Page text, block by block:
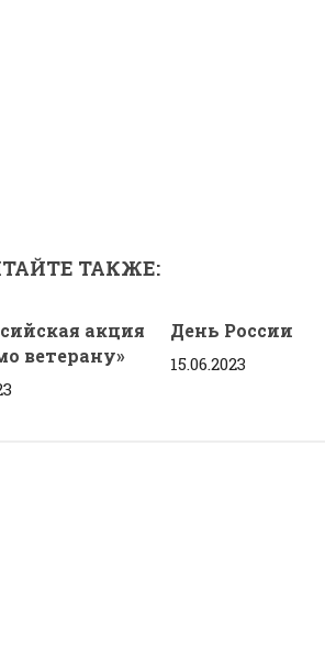
ТАКЖЕ:
акция
ветерану»
День России
15.06.2023